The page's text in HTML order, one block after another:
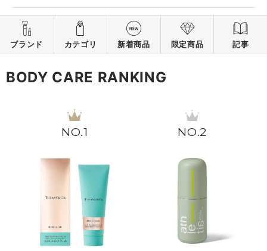
ブランド カテゴリ 新着商品 限定商品 記事
BODY CARE RANKING
1 2